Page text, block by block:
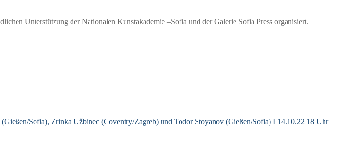
Unterstützung der Nationalen Kunstakademie –Sofia und der Galerie Sofia Press organisiert.
Sofia), Zrinka Užbinec (Coventry/Zagreb) und Todor Stoyanov (Gießen/Sofia) I 14.10.22 18 Uhr